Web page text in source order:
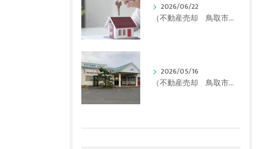
2026/06/22
（不動産売却 鳥取市）【2026年最新】鳥取市で実家が「空き家」に…使える補助金と損をしないための対策をプロが解説！
2026/05/16
（不動産売却 鳥取市）【実は超優秀！】住みたい街「湖山」の秘密は駅にあった！？